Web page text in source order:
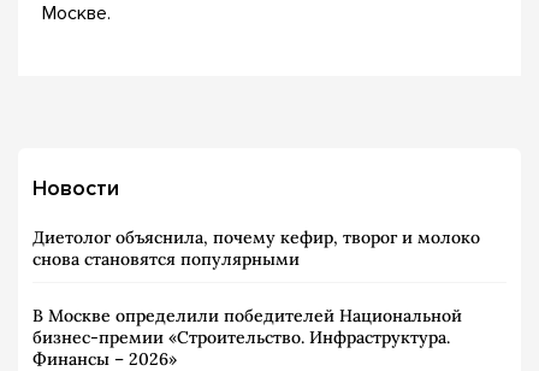
Москве.
Новости
Диетолог объяснила, почему кефир, творог и молоко
снова становятся популярными
В Москве определили победителей Национальной
бизнес-премии «Строительство. Инфраструктура.
Финансы – 2026»